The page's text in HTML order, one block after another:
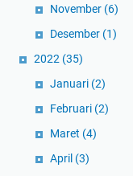
November (6)
Desember (1)
2022 (35)
Januari (2)
Februari (2)
Maret (4)
April (3)